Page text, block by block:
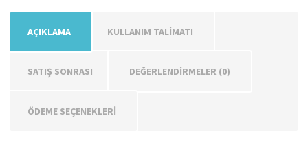
AÇIKLAMA KULLANIM TALİMATI
SATIŞ SONRASI DEĞERLENDIRMELER (0)
ÖDEME SEÇENEKLERİ